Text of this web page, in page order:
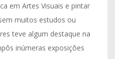
em Artes Visuais e pintar
muitos estudos ou
teve algum destaque na
inúmeras exposições